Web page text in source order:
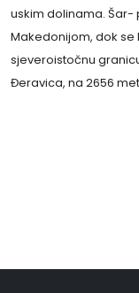
uskim dolinama. Šar-
Makedonijom, dok
sjeveroistočnu
Đeravica, na 2656